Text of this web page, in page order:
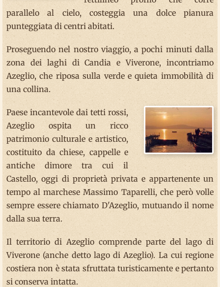
parallelo al cielo, costeggia una dolce pianura
punteggiata di centri abitati.
Proseguendo nel nostro viaggio, a pochi minuti dalla
zona dei laghi di Candia e Viverone, incontriamo
Azeglio, che riposa sulla verde e quieta immobilità di
una collina.
Paese incantevole dai tetti rossi,
Azeglio ospita un ricco
patrimonio culturale e artistico,
costituito da chiese, cappelle e
antiche dimore tra cui il
Castello, oggi di proprietà privata e appartenente un
tempo al marchese Massimo Taparelli, che però volle
sempre essere chiamato D'Azeglio, mutuando il nome
dalla sua terra.
Il territorio di Azeglio comprende parte del lago di
Viverone (anche detto lago di Azeglio). La cui regione
costiera non è stata sfruttata turisticamente e pertanto
si conserva intatta.